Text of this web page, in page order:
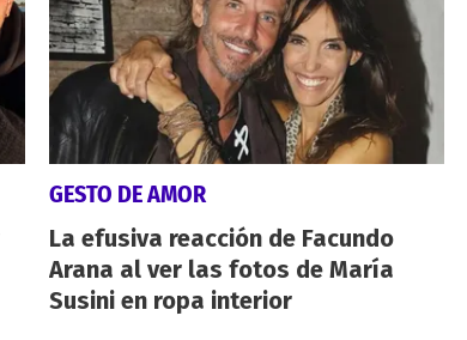
GESTO DE AMOR
La efusiva reacción de Facundo
Arana al ver las fotos de María
Susini en ropa interior